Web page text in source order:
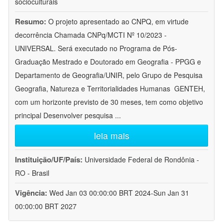
Resumo: O projeto apresentado ao CNPQ, em virtude
decorrência Chamada CNPq/MCTI Nº 10/2023 -
UNIVERSAL. Será executado no Programa de Pós-
Graduação Mestrado e Doutorado em Geografia - PPGG e
Departamento de Geografia/UNIR, pelo Grupo de Pesquisa
Geografia, Natureza e Territorialidades Humanas  GENTEH,
com um horizonte previsto de 30 meses, tem como objetivo
principal Desenvolver pesquisa ...
leia mais
Instituição/UF/País: Universidade Federal de Rondônia -
RO - Brasil
Vigência: Wed Jan 03 00:00:00 BRT 2024-Sun Jan 31
00:00:00 BRT 2027